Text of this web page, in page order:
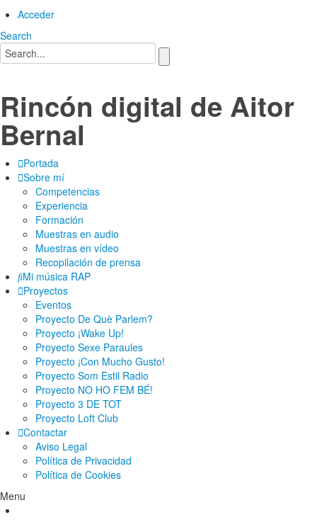
Acceder
Search
Rincón digital de Aitor
Bernal
Portada
Sobre mí
Competencias
Experiencia
Formación
Muestras en audio
Muestras en vídeo
Recopilación de prensa
Mi música RAP
Proyectos
Eventos
Proyecto De Què Parlem?
Proyecto ¡Wake Up!
Proyecto Sexe Paraules
Proyecto ¡Con Mucho Gusto!
Proyecto Som Estil Radio
Proyecto NO HO FEM BÉ!
Proyecto 3 DE TOT
Proyecto Loft Club
Contactar
Aviso Legal
Política de Privacidad
Política de Cookies
Menu